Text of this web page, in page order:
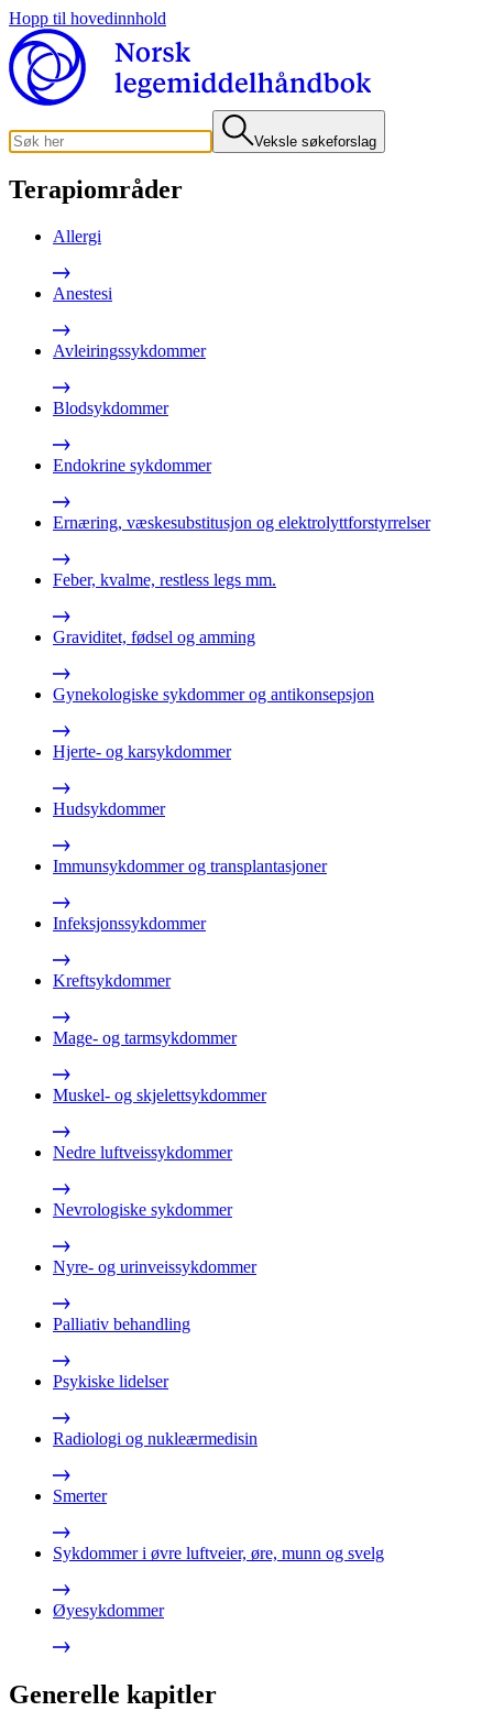
Hopp til hovedinnhold
Veksle søkeforslag
Terapiområder
Allergi
Anestesi
Avleiringssykdommer
Blodsykdommer
Endokrine sykdommer
Ernæring, væskesubstitusjon og elektrolyttforstyrrelser
Feber, kvalme, restless legs mm.
Graviditet, fødsel og amming
Gynekologiske sykdommer og antikonsepsjon
Hjerte- og karsykdommer
Hudsykdommer
Immunsykdommer og transplantasjoner
Infeksjonssykdommer
Kreftsykdommer
Mage- og tarmsykdommer
Muskel- og skjelettsykdommer
Nedre luftveissykdommer
Nevrologiske sykdommer
Nyre- og urinveissykdommer
Palliativ behandling
Psykiske lidelser
Radiologi og nukleærmedisin
Smerter
Sykdommer i øvre luftveier, øre, munn og svelg
Øyesykdommer
Generelle kapitler